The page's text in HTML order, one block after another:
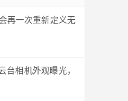
再一次重新定义无
相机外观曝光，